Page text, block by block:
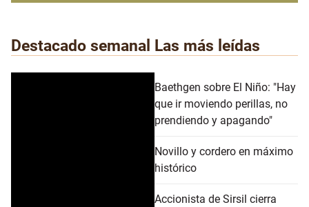
Destacado semanal Las más leídas
Baethgen sobre El Niño: "Hay
que ir moviendo perillas, no
prendiendo y apagando"
Novillo y cordero en máximo
histórico
Accionista de Sirsil cierra